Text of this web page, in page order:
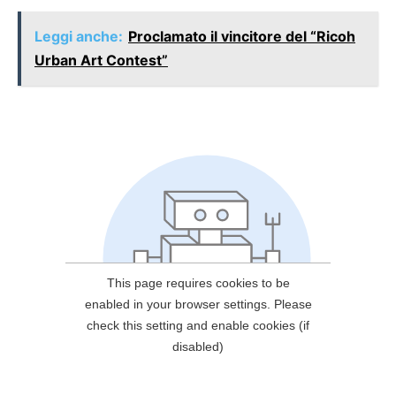
Leggi anche: Proclamato il vincitore del “Ricoh
Urban Art Contest”